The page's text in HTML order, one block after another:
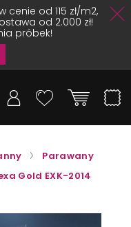
cenie od 115 zł/m2,
od 2.000 zł!
próbek!
Parawany
Gold EXK-2014